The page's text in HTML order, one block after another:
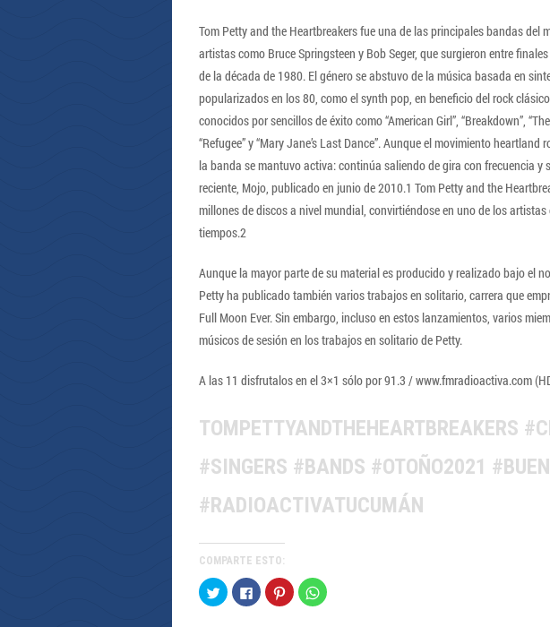
Tom Petty and the Heartbreakers fue una de las principales bandas del
artistas como Bruce Springsteen y Bob Seger, que surgieron entre
de la década de 1980. El género se abstuvo de la música basada en
popularizados en los 80, como el synth pop, en beneficio del rock
conocidos por sencillos de éxito como “American Girl”, “Breakdown”,
“Refugee” y “Mary Jane’s Last Dance”. Aunque el movimiento
la banda se mantuvo activa: continúa saliendo de gira con frecuencia y
reciente, Mojo, publicado en junio de 2010.1 Tom Petty and the
millones de discos a nivel mundial, convirtiéndose en uno de los
tiempos.2
Aunque la mayor parte de su material es producido y realizado bajo el
Petty ha publicado también varios trabajos en solitario, carrera que
Full Moon Ever. Sin embargo, incluso en estos lanzamientos, varios
músicos de sesión en los trabajos en solitario de Petty.
A las 11 disfrutalos en el 3×1 sólo por 91.3 / www.fmradioactiva.com
TOMPETTYANDTHEHEARTBREAKERS
#SINGERS #BANDS #OTOÑO2021
#RADIOACTIVATUCUMÁN
COMPARTE ESTO:
Haz
clic
para
Haz
clic
para
Haz
clic
para
Haz
clic